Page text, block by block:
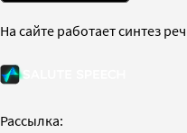
На сайте работает синтез
Рассылка: